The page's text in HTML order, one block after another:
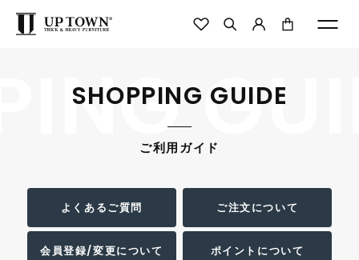
SHOPPING GUIDE
ご利用ガイド
よくあるご質問 ご注文について
会員登録/変更について ポイントについて